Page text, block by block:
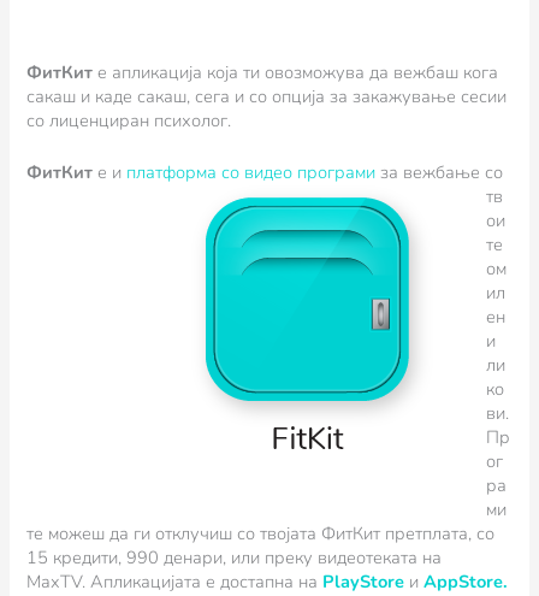
ФитКит e апликација која ти овозможува да вежбаш кога
сакаш и каде сакаш, сега и со опција за закажување сесии
со лиценциран психолог.
ФитКите и платформа со видео програми за вежбање со
тв
ои
те
ом
ил
ен
и
ли
ко
ви.
Пр
ог
ра
ми
те можеш да ги отклучиш со твојата ФитКит претплата, со
15 кредити, 990 денари, или преку видеотеката на
MaxTV.Апликацијата е достапна на PlayStore иAppStore.